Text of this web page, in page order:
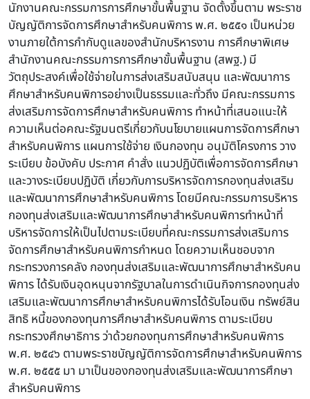
นักงานคณะกรรมการการศึกษาขั้นพื้นฐาน จัดตั้งขึ้นตาม พระราช
บัญญัติการจัดการศึกษาสําหรับคนพิการ พ.ศ. ๒๕๕๑ เป็นหน่วย
งานภายใต้การกํากับดูแลของสํานักบริหารงาน การศึกษาพิเศษ
สํานักงานคณะกรรมการการศึกษาขั้นพื้นฐาน (สพฐ.) มี
วัตถุประสงค์เพื่อใช้จ่ายในการส่งเสริมสนับสนุน และพัฒนาการ
ศึกษาสําหรับคนพิการอย่างเป็นธรรมและทั่วถึง มีคณะกรรมการ
ส่งเสริมการจัดการศึกษาสําหรับคนพิการ ทําหน้าที่เสนอแนะให้
ความเห็นต่อคณะรัฐมนตรีเกี่ยวกับนโยบายแผนการจัดการศึกษา
สําหรับคนพิการ แผนการใช้จ่าย เงินกองทุน อนุมัติโครงการ วาง
ระเบียบ ข้อบังคับ ประกาศ คําสั่ง แนวปฏิบัติเพื่อการจัดการศึกษา
และวางระเบียบปฏิบัติ เกี่ยวกับการบริหารจัดการกองทุนส่งเสริม
และพัฒนาการศึกษาสําหรับคนพิการ โดยมีคณะกรรมการบริหาร
กองทุนส่งเสริมและพัฒนาการศึกษาสําหรับคนพิการทําหน้าที่
บริหารจัดการให้เป็นไปตามระเบียบที่คณะกรรมการส่งเสริมการ
จัดการศึกษาสําหรับคนพิการกําหนด โดยความเห็นชอบจาก
กระทรวงการคลัง กองทุนส่งเสริมและพัฒนาการศึกษาสําหรับคน
พิการ ได้รับเงินอุดหนุนจากรัฐบาลในการดําเนินกิจการกองทุนส่ง
เสริมและพัฒนาการศึกษาสําหรับคนพิการได้รับโอนเงิน ทรัพย์สิน
สิทธิ หนี้ของกองทุนการศึกษาสําหรับคนพิการ ตามระเบียบ
กระทรวงศึกษาธิการ ว่าด้วยกองทุนการศึกษาสําหรับคนพิการ
พ.ศ. ๒๕๔๖ ตามพระราชบัญญัติการจัดการศึกษาสําหรับคนพิการ
พ.ศ. ๒๕๕๕ มา มาเป็นของกองทุนส่งเสริมและพัฒนาการศึกษา
สําหรับคนพิการ